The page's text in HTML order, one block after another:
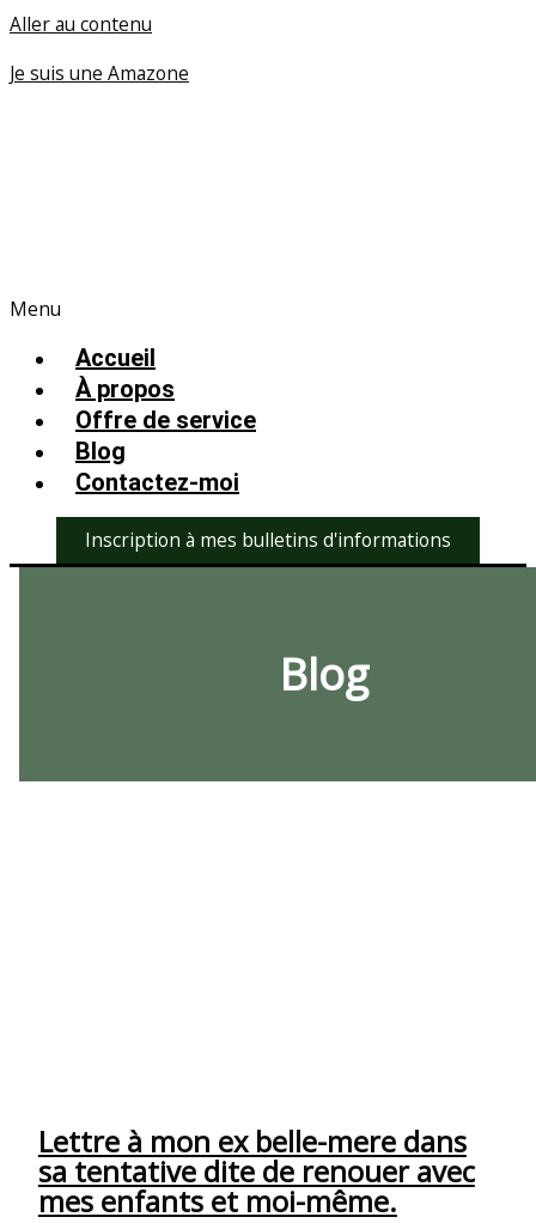
Aller au contenu
Je suis une Amazone
Menu
Accueil
À propos
Offre de service
Blog
Contactez-moi
Inscription à mes bulletins d'informations
Blog
Lettre à mon ex belle-mere dans
sa tentative dite de renouer avec
mes enfants et moi-même.